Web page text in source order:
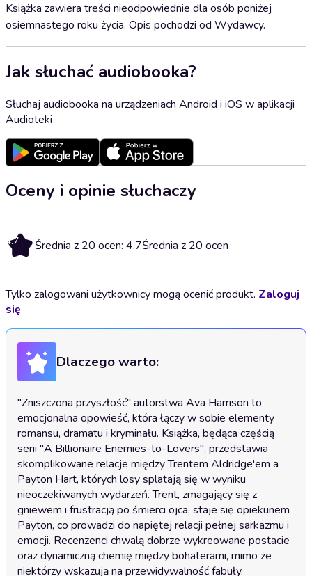
Książka zawiera treści nieodpowiednie dla osób poniżej
osiemnastego roku życia. Opis pochodzi od Wydawcy.
Jak słuchać audiobooka?
Słuchaj audiobooka na urządzeniach Android i iOS w aplikacji
Audioteki
Oceny i opinie słuchaczy
4.7 Średnia z 20 ocen: 4.7Średnia z 20 ocen
Tylko zalogowani użytkownicy mogą ocenić produkt. Zaloguj
się
Dlaczego warto:
"Zniszczona przyszłość" autorstwa Ava Harrison to
emocjonalna opowieść, która łączy w sobie elementy
romansu, dramatu i kryminału. Książka, będąca częścią
serii "A Billionaire Enemies-to-Lovers", przedstawia
skomplikowane relacje między Trentem Aldridge'em a
Payton Hart, których losy splatają się w wyniku
nieoczekiwanych wydarzeń. Trent, zmagający się z
gniewem i frustracją po śmierci ojca, staje się opiekunem
Payton, co prowadzi do napiętej relacji pełnej sarkazmu i
emocji. Recenzenci chwalą dobrze wykreowane postacie
oraz dynamiczną chemię między bohaterami, mimo że
niektórzy wskazują na przewidywalność fabuły.